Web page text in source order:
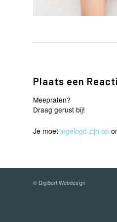
Plaats een
Meepraten?
Draag gerust bij!
Je moet ingelogd zijn op
© DigiBert Webdesign